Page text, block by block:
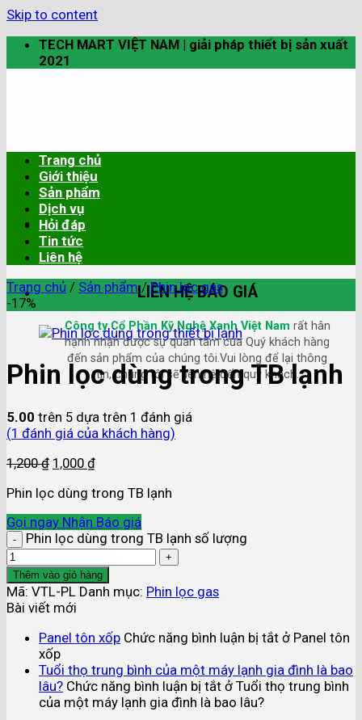
Skip to content
TECH MART VIỆT NAM | giải pháp thiết bị sản xuất
2021
LIÊN HỆ BÁO GIÁ
Công ty Cổ Phần Kỹ Nghệ Xanh Việt Nam rất hân
hạnh nhận được sự quan tâm của Quý khách hàng
đến sản phẩm của chúng tôi.Vui lòng để lại thông
tin, chúng tôi sẽ liên hệ đến quý khách.
Trang chủ
Giới thiệu
Sản phẩm
Dịch vụ
Hỏi đáp
Tin tức
Liên hệ
Trang chủ / Sản phẩm / Phin lọc gas
-17%
Phin lọc dùng trong TB lạnh
5.00 trên 5 dựa trên 1 đánh giá
(1 đánh giá của khách hàng)
1,200₫ 1,000 ₫
Phin lọc dùng trong TB lạnh
Gọi ngay Nhận Báo giá
Phin lọc dùng trong TB lạnh số lượng
Thêm vào giỏ hàng
Mã: VTL-PL Danh mục: Phin lọc gas
Bài viết mới
Panel tôn xốp Chức năng bình luận bị tắt ở Panel tôn
xốp
Tuổi thọ trung bình của một máy lạnh gia đình là bao
lâu? Chức năng bình luận bị tắt ở Tuổi thọ trung bình
của một máy lạnh gia đình là bao lâu?